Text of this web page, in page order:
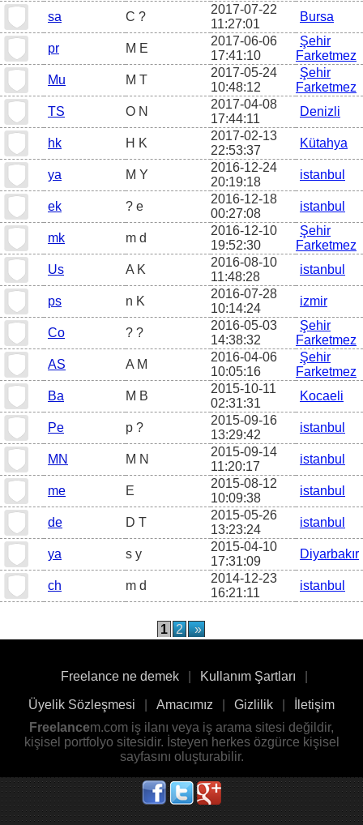
sa
C ?
2017-07-22
11:27:01
Bursa
pr M E
2017-06-06
17:41:10
Şehir
Farketmez
Mu
M T
2017-05-24
10:48:12
Şehir
Farketmez
TS
O N
2017-04-08
17:44:11
Denizli
hk H K
2017-02-13
22:53:37
Kütahya
ya M Y
2016-12-24
20:19:18
istanbul
ek ? e
2016-12-18
00:27:08
istanbul
mk m d
2016-12-10
19:52:30
Şehir
Farketmez
Us
A K
2016-08-10
11:48:28
istanbul
ps n K
2016-07-28
10:14:24
izmir
Co ? ?
2016-05-03
14:38:32
Şehir
Farketmez
AS
A M
2016-04-06
10:05:16
Şehir
Farketmez
Ba
M B
2015-10-11
02:31:31
Kocaeli
Pe p ?
2015-09-16
13:29:42
istanbul
MN M N
2015-09-14
11:20:17
istanbul
me E
2015-08-12
10:09:38
istanbul
de D T
2015-05-26
13:23:24
istanbul
ya s y
2015-04-10
17:31:09
Diyarbakır
ch m d
2014-12-23
16:21:11
istanbul
1 2 »
Freelance ne demek Kullanım Şartları
Üyelik Sözleşmesi Amacımız Gizlilik
İletişim
Freelancem.com iş ilanı veya iş arama sitesi değildir,
kişisel portfolyo sitesidir. İsteyen herkes özgürce kişisel
sayfasını oluşturabilir.